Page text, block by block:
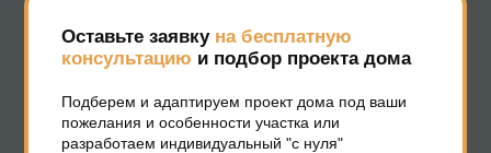
Оставьте заявку на бесплатную
консультацию и подбор проекта дома
Подберем и адаптируем проект дома под ваши
пожелания и особенности участка или
разработаем индивидуальный "с нуля"